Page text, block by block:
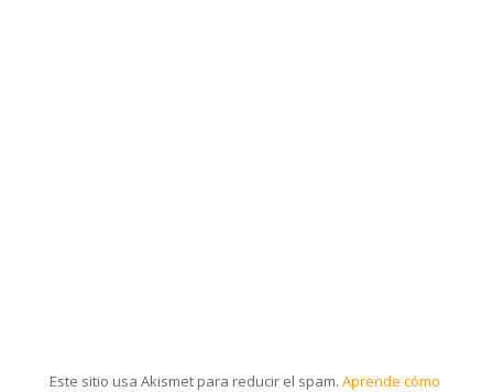
Este sitio usa Akismet para reducir el spam. Aprende cómo